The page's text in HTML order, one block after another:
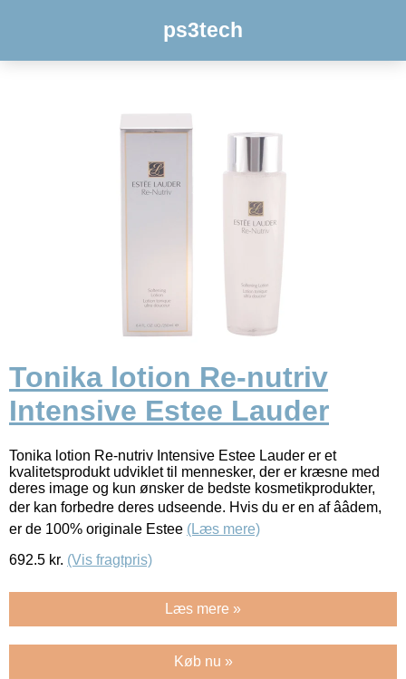
ps3tech
Tonika lotion Re-nutriv
Intensive Estee Lauder
Tonika lotion Re-nutriv Intensive Estee Lauder er et
kvalitetsprodukt udviklet til mennesker, der er kræsne med
deres image og kun ønsker de bedste kosmetikprodukter,
der kan forbedre deres udseende. Hvis du er en af ââdem,
er de 100% originale Estee (Læs mere)
692.5 kr. (Vis fragtpris)
Læs mere »
Køb nu »